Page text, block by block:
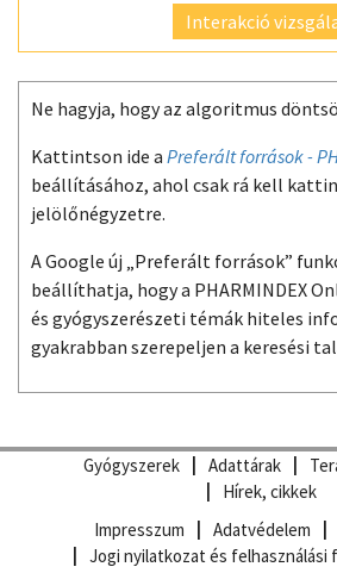
Interakció
Ne hagyja, hogy az algoritmus
Kattintson ide a Preferált források -
beállításához, ahol csak rá kell
jelölőnégyzetre.
A Google új „Preferált források”
beállíthatja, hogy a PHARMINDEX
és gyógyszerészeti témák hiteles
gyakrabban szerepeljen a keresési
Gyógyszerek Adattárak
Hírek, cikkek
Impresszum
Adatvédelem
Jogi nyilatkozat és